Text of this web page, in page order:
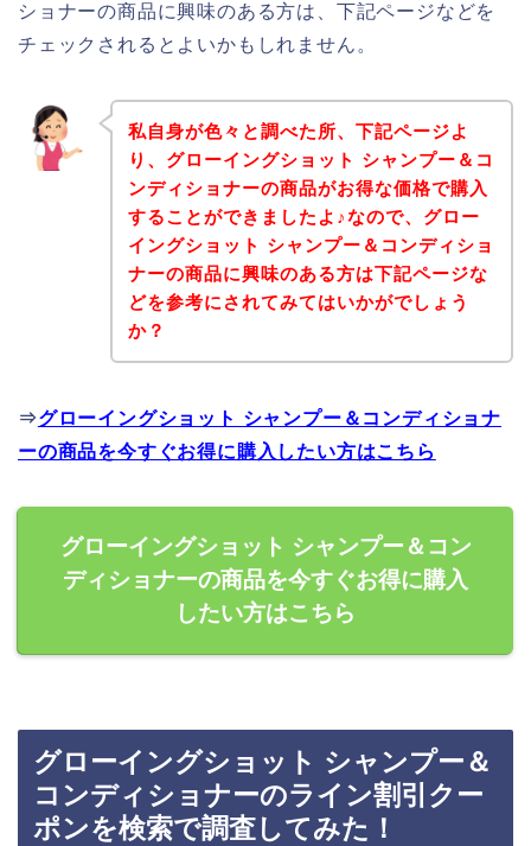
ショナーの商品に興味のある方は、下記ページなどを
チェックされるとよいかもしれません。
私自身が色々と調べた所、下記ページよ
り、グローイングショット シャンプー＆コ
ンディショナーの商品がお得な価格で購入
することができましたよ♪なので、グロー
イングショット シャンプー＆コンディショ
ナーの商品に興味のある方は下記ページな
どを参考にされてみてはいかがでしょう
か？
⇒グローイングショット シャンプー＆コンディショナ
ーの商品を今すぐお得に購入したい方はこちら
グローイングショット シャンプー＆コン
ディショナーの商品を今すぐお得に購入
したい方はこちら
グローイングショット シャンプー＆
コンディショナーのライン割引クー
ポンを検索で調査してみた！